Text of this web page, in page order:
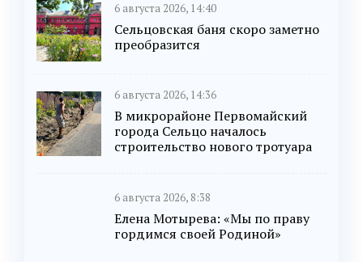
6 августа 2026, 14:40
Сельцовская баня скоро заметно
преобразится
6 августа 2026, 14:36
В микрорайоне Первомайский
города Сельцо началось
строительство нового тротуара
6 августа 2026, 8:38
Елена Мотырева: «Мы по праву
гордимся своей Родиной»